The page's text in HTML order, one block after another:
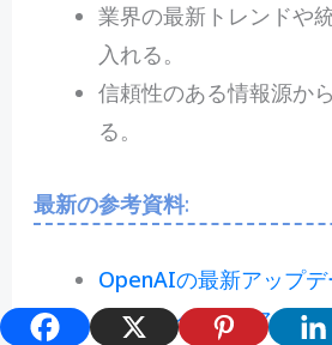
業界の最新トレンドや
入れる。
信頼性のある情報源か
る。
最新の参考資料:
OpenAIの最新アップデ
AIとコンテンツマーケ